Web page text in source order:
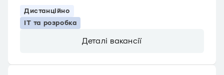
Дистанційно
IT та розробка
Деталі вакансії